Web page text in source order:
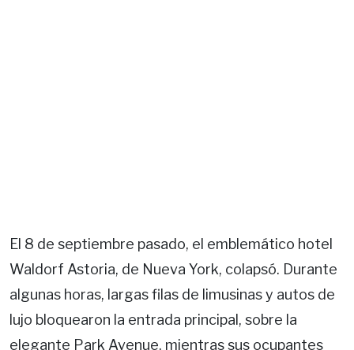
El 8 de septiembre pasado, el emblemático hotel
Waldorf Astoria, de Nueva York, colapsó. Durante
algunas horas, largas filas de limusinas y autos de
lujo bloquearon la entrada principal, sobre la
elegante Park Avenue, mientras sus ocupantes